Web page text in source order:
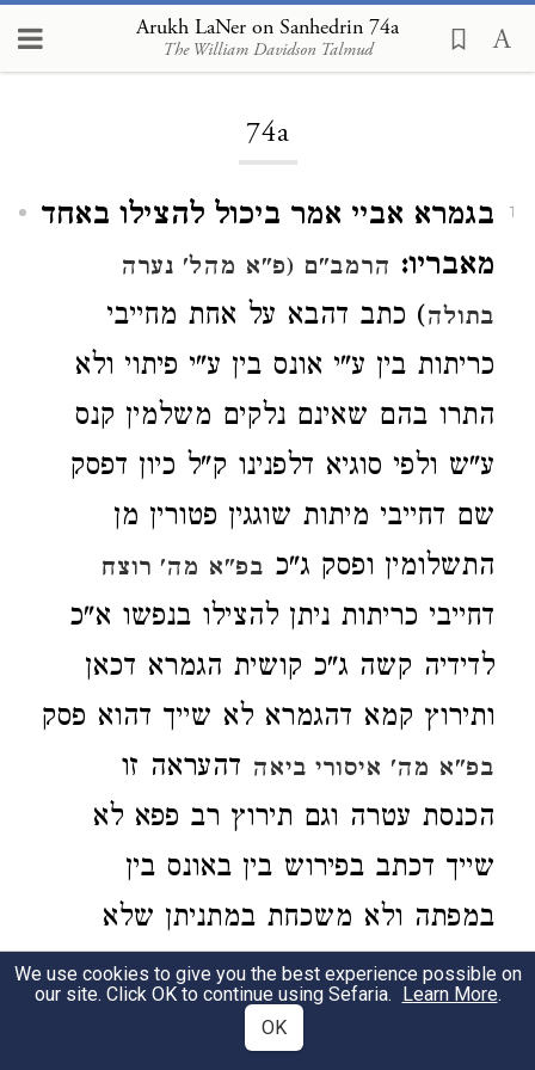
Arukh LaNer on Sanhedrin 74a
The William Davidson Talmud
Loading...
74a
1
בגמרא אביי אמר ביכול להצילו באחד
מאבריו: הרמב"ם (פ"א מהל' נערה
בתולה) כתב דהבא על אחת מחייבי
כריתות בין ע"י אונס בין ע"י פיתוי ולא
התרו בהם שאינם נלקים משלמין קנס
ע"ש ולפי סוגיא דלפנינו ק"ל כיון דפסק
שם דחייבי מיתות שוגגין פטורין מן
התשלומין ופסק ג"כ בפ"א מה' רוצח
דחייבי כריתות ניתן להצילו בנפשו א"כ
לדידיה קשה ג"כ קושית הגמרא דכאן
ותירוץ קמא דהגמרא לא שייך דהוא פסק
בפ"א מה' איסורי ביאה דהעראה זו
הכנסת עטרה וגם תירוץ רב פפא לא
שייך דכתב בפירוש בין באונס בין
במפתה ולא משכחת במתניתן שלא
יהרגנה כתי' רבא דהרמב"ם לא פסק כר'
יהודה וא"כ לא משכחת אלא בבא עליה
We use cookies to give you the best experience possible on
our site. Click OK to continue using Sefaria. Learn More.
OK